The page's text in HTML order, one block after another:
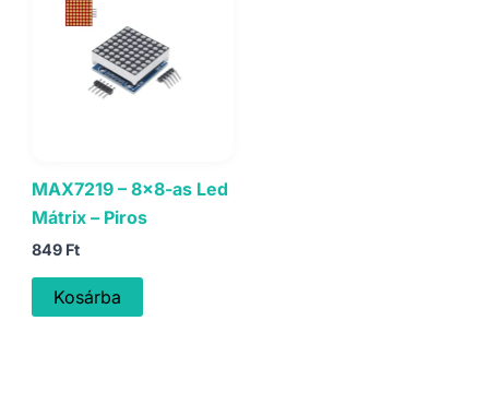
MAX7219 – 8×8-as Led
Mátrix – Piros
849 Ft
Kosárba